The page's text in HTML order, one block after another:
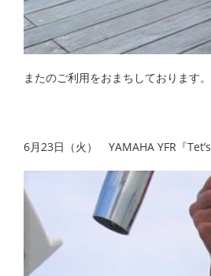
またのご利用をおまちしております。
6月23日（火） YAMAHA YFR『